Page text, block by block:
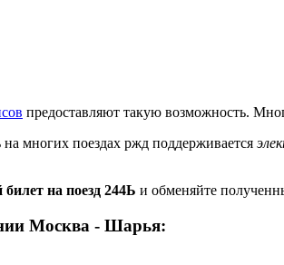
предоставляют такую возможность.
многих поездах ржд поддерживается
на поезд 244Ь и обменяйте
Москва - Шарья: